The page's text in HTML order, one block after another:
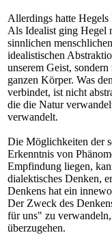
Allerdings hatte
Als Idealist ging Hegel
sinnlichen
idealistischen
unserem Geist,
ganzen Körper. Was
verbindet, ist nicht
die die Natur
verwandelt.
Die Möglichkeiten der
Erkenntnis von
Empfindung liegen,
dialektisches Denken,
Denkens hat ein
Der Zweck des
für uns" zu
überzugehen.